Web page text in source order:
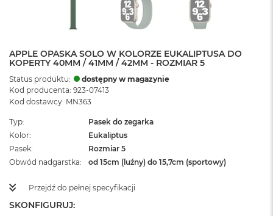
APPLE OPASKA SOLO W KOLORZE EUKALIPTUSA DO
KOPERTY 40MM / 41MM / 42MM - ROZMIAR 5
Status produktu:
dostępny w magazynie
Kod producenta: 923-07413
Kod dostawcy: MN363
Typ
Pasek do zegarka
Kolor
Eukaliptus
Pasek
Rozmiar 5
Obwód nadgarstka
od 15cm (luźny) do 15,7cm (sportowy)
Przejdź do pełnej specyfikacji
SKONFIGURUJ: